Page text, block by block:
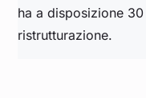
ha a disposizione
ristrutturazione.